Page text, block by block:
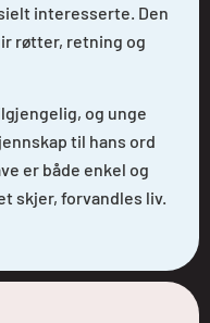
interesserte. Den
røtter, retning og
og unge
til hans ord
er både enkel og
skjer, forvandles liv.